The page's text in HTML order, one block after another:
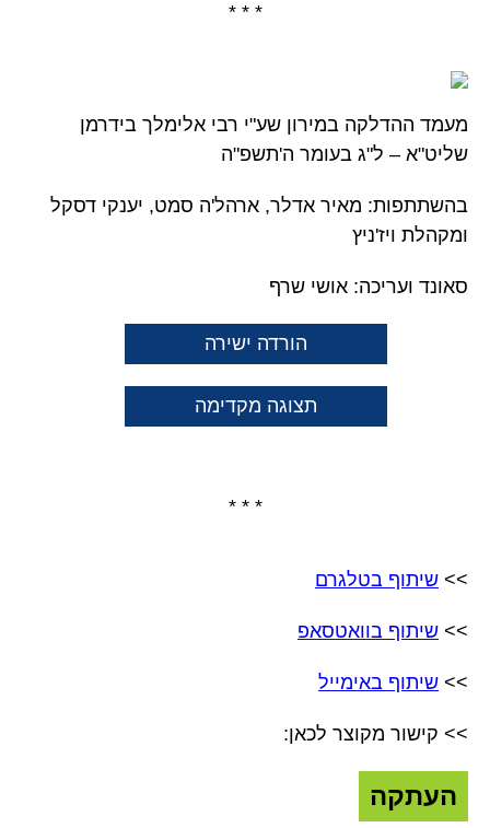
* * *
מעמד ההדלקה במירון שע"י רבי אלימלך בידרמן
שליט"א – ל"ג בעומר ה'תשפ"ה
בהשתתפות: מאיר אדלר, ארהל'ה סמט, יענקי דסקל
ומקהלת ויז'ניץ
סאונד ועריכה: אושי שרף
הורדה ישירה
תצוגה מקדימה
* * *
>> שיתוף בטלגרם
>> שיתוף בוואטסאפ
>> שיתוף באימייל
>> קישור מקוצר לכאן:
העתקה